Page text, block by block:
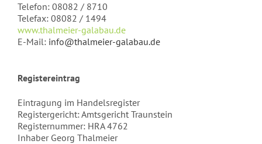
Telefon: 08082 / 8710
Telefax: 08082 / 1494
www.thalmeier-galabau.de
E-Mail: info@thalmeier-galabau.de
Registereintrag
Eintragung im Handelsregister
Registergericht: Amtsgericht Traunstein
Registernummer: HRA 4762
Inhaber Georg Thalmeier